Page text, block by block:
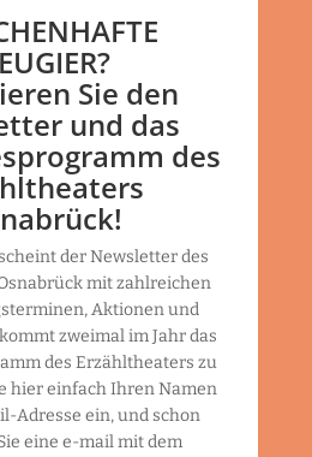
Sie den
und das
des
der Newsletter des
mit zahlreichen
Aktionen und
zweimal im Jahr das
des Erzähltheaters zu
hier einfach Ihren Namen
Adresse ein, und schon
eine e-mail mit dem